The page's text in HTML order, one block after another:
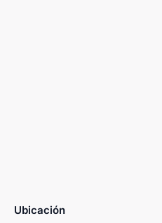
Ubicación